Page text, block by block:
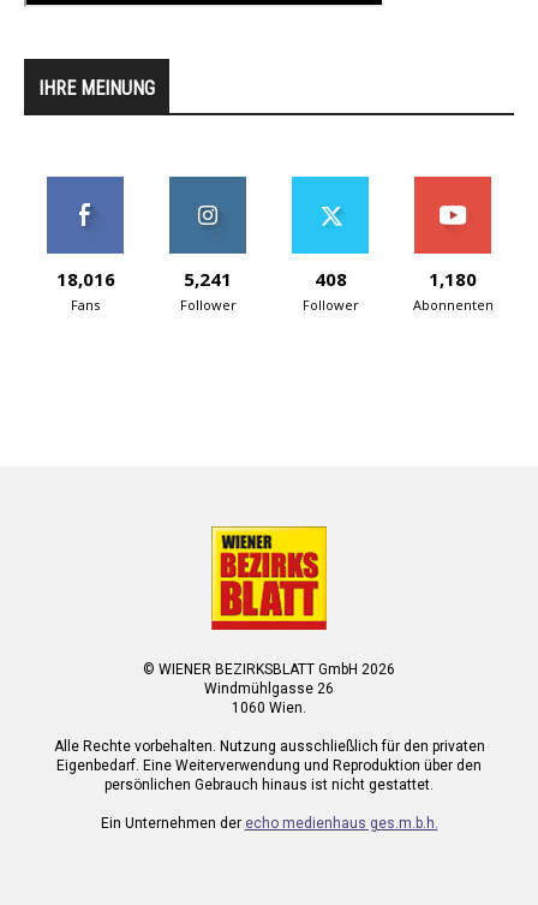
IHRE MEINUNG
18,016
Fans
5,241
Follower
408
Follower
1,180
Abonnenten
© WIENER BEZIRKSBLATT GmbH 2026
Windmühlgasse 26
1060 Wien.
Alle Rechte vorbehalten. Nutzung ausschließlich für den privaten
Eigenbedarf. Eine Weiterverwendung und Reproduktion über den
persönlichen Gebrauch hinaus ist nicht gestattet.
Ein Unternehmen der echo medienhaus ges.m.b.h.